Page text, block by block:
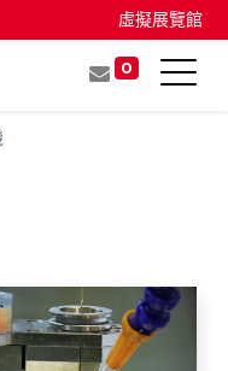
0
虛擬展覽館